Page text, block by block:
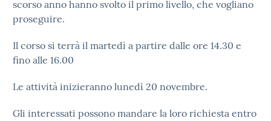
scorso anno hanno svolto il primo livello, che vogliano
proseguire.
Il corso si terrà il martedì a partire dalle ore 14.30 e
fino alle 16.00
Le attività inizieranno lunedì 20 novembre.
Gli interessati possono mandare la loro richiesta entro